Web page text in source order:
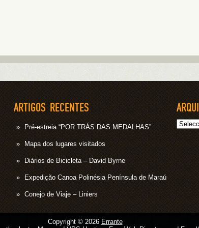
ARTIGOS RECENTES
Pré-estreia “POR TRÁS DAS MEDALHAS”
Mapa dos lugares visitados
Diários de Bicicleta – David Byrne
Expedição Canoa Polinésia Península de Maraú
Conejo de Viaje – Liniers
Arquivo
Copyright © 2026 Errante